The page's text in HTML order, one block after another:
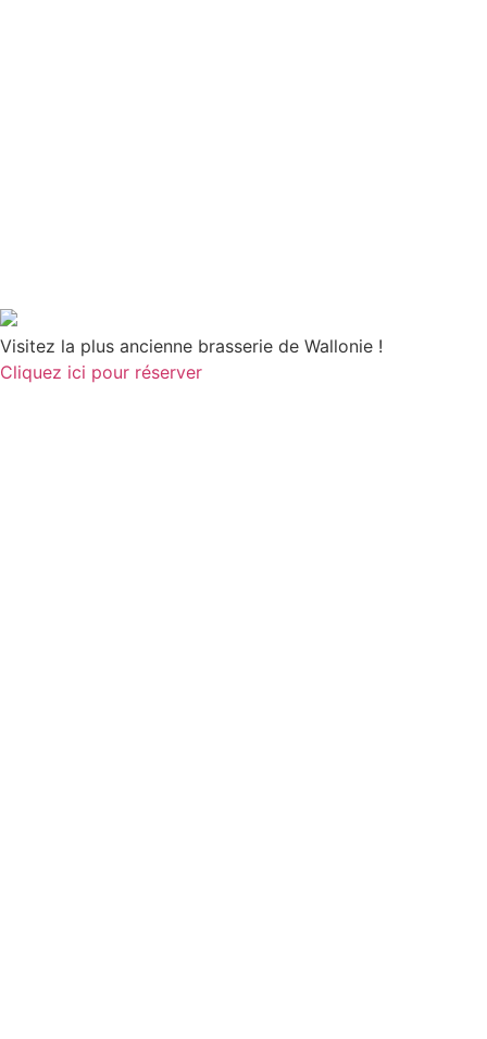
Visitez la plus ancienne brasserie de Wallonie !
Cliquez ici pour réserver